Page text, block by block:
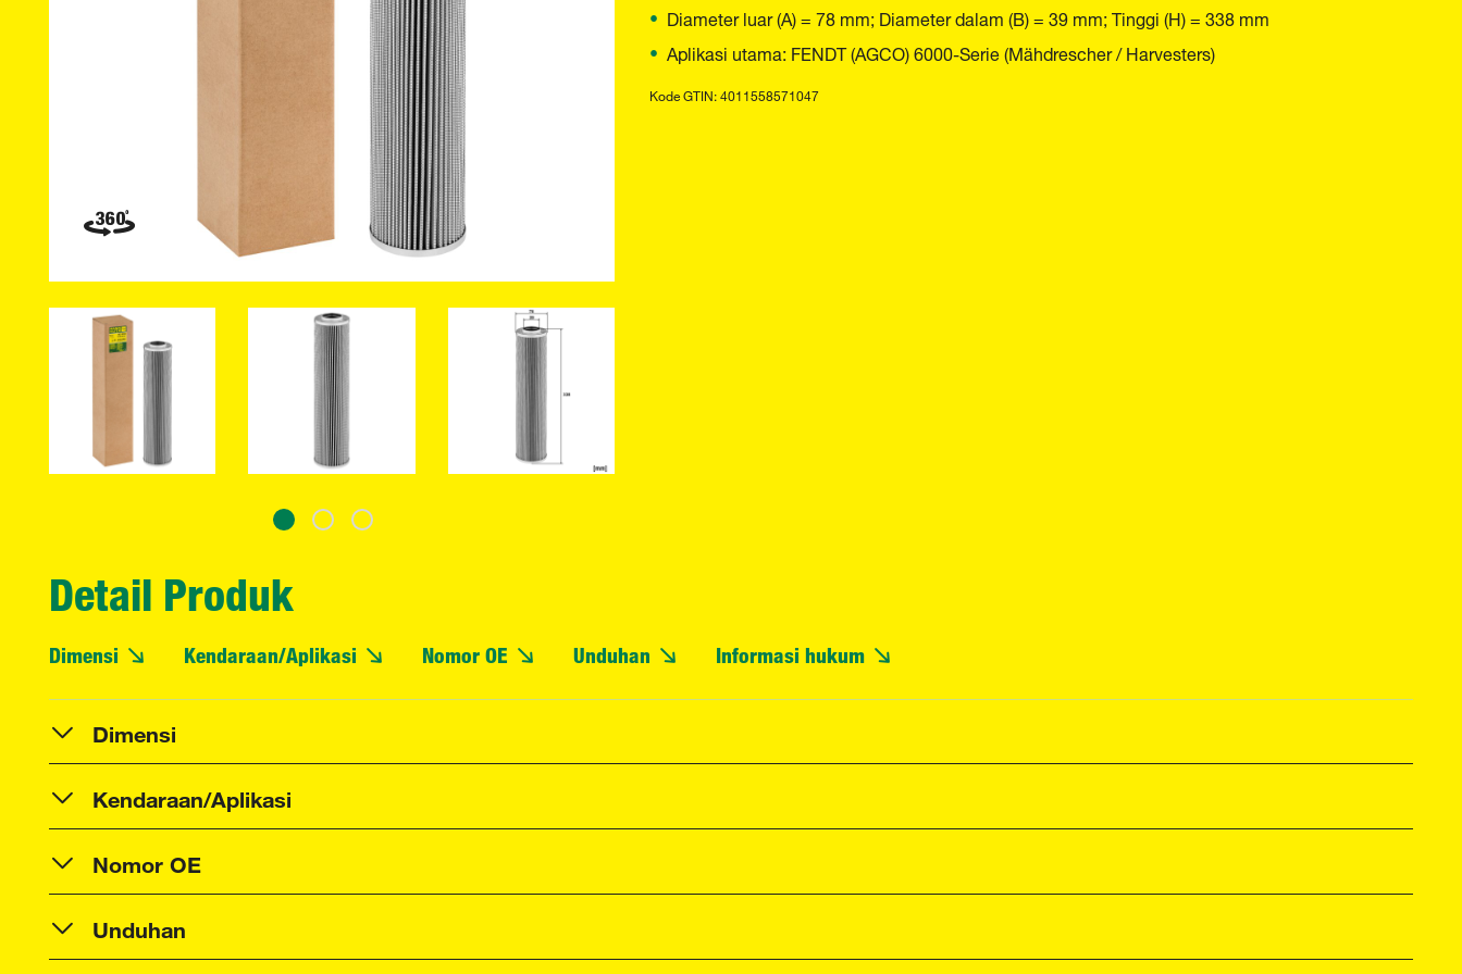
Diameter luar (A) = 78 mm; Diameter dalam (B) = 39 mm; Tinggi (H) = 338 mm
Aplikasi utama: FENDT (AGCO) 6000-Serie (Mähdrescher / Harvesters)
Kode GTIN: 4011558571047
Detail Produk
Dimensi Kendaraan/Aplikasi Nomor OE Unduhan Informasi hukum
Dimensi
Kendaraan/Aplikasi
Nomor OE
Unduhan